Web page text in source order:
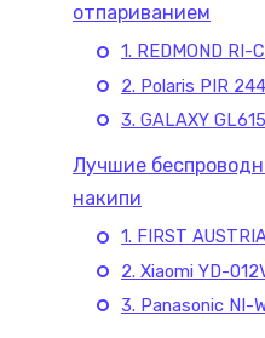
отпариванием
1. REDMOND RI-
2. Polaris PIR
3. GALAXY
Лучшие
накипи
1. FIRST
2. Xiaomi YD-
3. Panasonic NI-